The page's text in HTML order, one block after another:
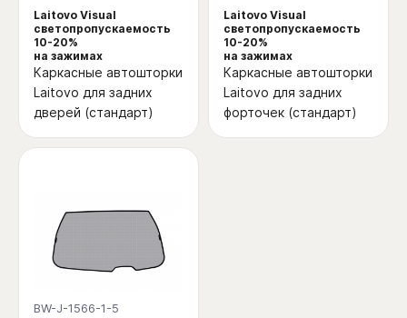
Laitovo Visual
светопропускаемость
10-20%
на зажимах
Каркасные автошторки
Laitovo для задних
дверей (стандарт)
Laitovo Visual
светопропускаемость
10-20%
на зажимах
Каркасные автошторки
Laitovo для задних
форточек (стандарт)
BW-J-1566-1-5